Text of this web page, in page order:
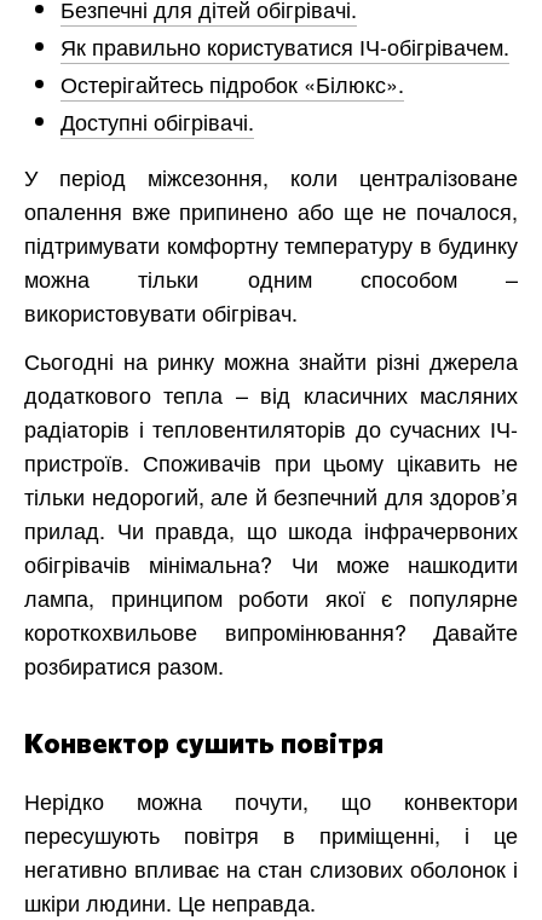
Безпечні для дітей обігрівачі.
Як правильно користуватися ІЧ-обігрівачем.
Остерігайтесь підробок «Білюкс».
Доступні обігрівачі.
У період міжсезоння, коли централізоване
опалення вже припинено або ще не почалося,
підтримувати комфортну температуру в будинку
можна тільки одним способом –
використовувати обігрівач.
Сьогодні на ринку можна знайти різні джерела
додаткового тепла – від класичних масляних
радіаторів і тепловентиляторів до сучасних ІЧ-
пристроїв. Споживачів при цьому цікавить не
тільки недорогий, але й безпечний для здоров’я
прилад. Чи правда, що шкода інфрачервоних
обігрівачів мінімальна? Чи може нашкодити
лампа, принципом роботи якої є популярне
короткохвильове випромінювання? Давайте
розбиратися разом.
Конвектор сушить повітря
Нерідко можна почути, що конвектори
пересушують повітря в приміщенні, і це
негативно впливає на стан слизових оболонок і
шкіри людини. Це неправда.